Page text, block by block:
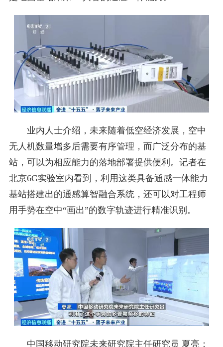
业内人士介绍，未来随着低空经济发展，空中
无人机数量增多后需要有序管理，而广泛分布的基
站，可以为相应能力的落地部署提供便利。记者在
北京6G实验室内看到，利用这类具备通感一体能力
基站搭建出的通感算智融合系统，还可以对工程师
用手势在空中“画出”的数字轨迹进行精准识别。
中国移动研究院未来研究院主任研究员 夏亮：